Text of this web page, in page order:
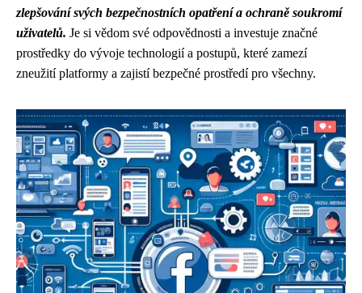
zlepšování svých bezpečnostních opatření a ochraně soukromí
uživatelů. Je si vědom své odpovědnosti a investuje značné
prostředky do vývoje technologií a postupů, které zamezí
zneužití platformy a zajistí bezpečné prostředí pro všechny.